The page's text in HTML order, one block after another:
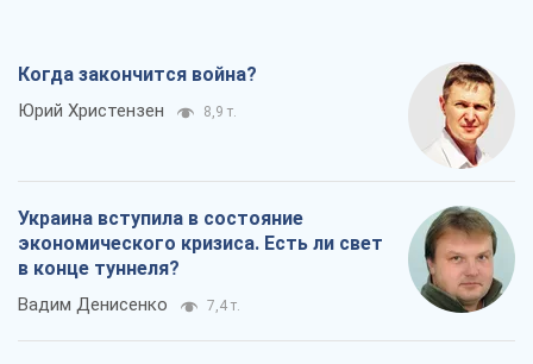
Когда закончится война?
Юрий Христензен 8,9 т.
Украина вступила в состояние
экономического кризиса. Есть ли свет
в конце туннеля?
Вадим Денисенко 7,4 т.